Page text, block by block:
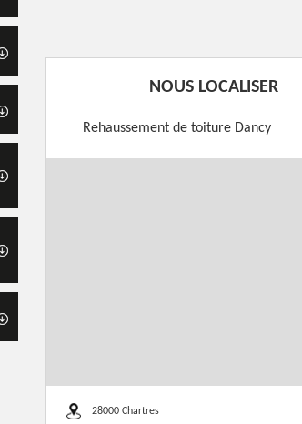
NOUS LOCALISER
Rehaussement de toiture Dancy
28000 Chartres